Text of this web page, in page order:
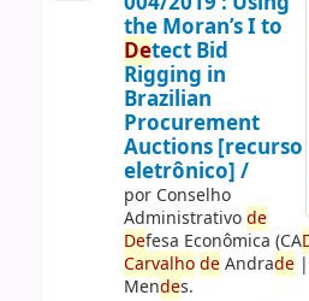
the Moran’s I to
Detect Bid
Rigging in
Brazilian
Procurement
Auctions [recurso
eletrônico] /
por Conselho
Administrativode
Defesa Econômica (CA
Carvalho deAndrade|
Mendes.